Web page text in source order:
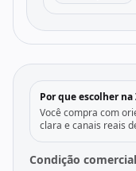
Por que escolher na
Você compra com
clara e canais reais
Condição comercial